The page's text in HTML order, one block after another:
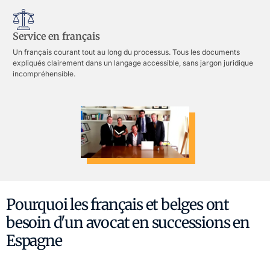
Service en français
Un français courant tout au long du processus. Tous les documents
expliqués clairement dans un langage accessible, sans jargon juridique
incompréhensible.
Pourquoi les français et belges ont
besoin d'un avocat en successions en
Espagne